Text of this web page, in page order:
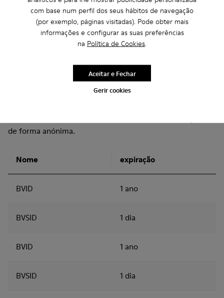
com base num perfil dos seus hábitos de navegação
(por exemplo, páginas visitadas). Pode obter mais
informações e configurar as suas preferências
na Política de Cookies.
Gerir cookies
Aceitar e Fechar
oct8ne-checkdomain-result Session
Os cookies de estatística ajudam os proprietários de
de forma anónima.
Nome expiração
BVID 1 ano
BVSID 1 dia
BVID 1 ano
BVSID 1 dia